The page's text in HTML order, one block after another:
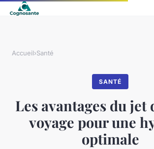
Accueil›Santé
SANTÉ
Les avantages du jet
voyage pour une
optimale